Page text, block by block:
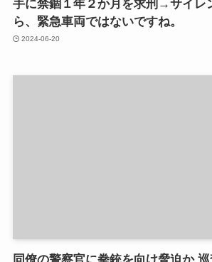
手に禁錮１年２か月を求刑→サイレ
ら、緊急車両ではないですね。
2024-06-20